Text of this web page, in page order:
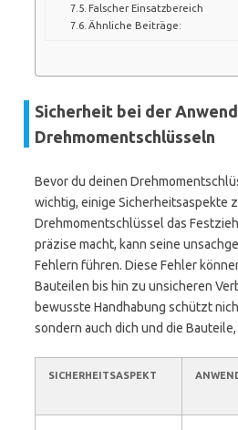
Falscher Einsatzbereich
Ähnliche Beiträge:
Sicherheit bei der
Drehmomentschlüsseln
Bevor du deinen
wichtig, einige Sicherheitsaspekte
Drehmomentschlüssel das
präzise macht, kann seine
Fehlern führen. Diese Fehler
Bauteilen bis hin zu unsicheren
bewusste Handhabung schützt
sondern auch dich und die
SICHERHEITSASPEKT